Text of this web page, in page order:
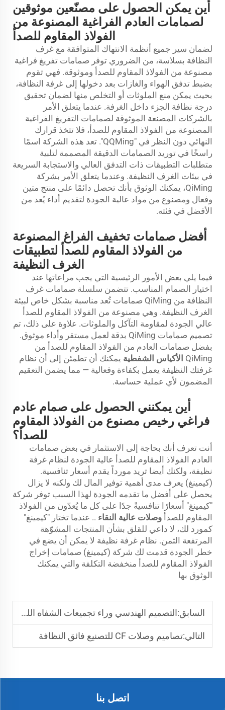
أين يمكن الحصول على مصنّعين موثوقين
لصمامات العادم الفراغية المصنوعة من
الفولاذ المقاوم للصدأ
لضمان سير جميع أنظمة الانتهاك المتوافقة مع غرف
النظافة بسلاسة، من الضروري توفر صمامات تفريغ فراغية
مصنوعة من الفولاذ المقاوم للصدأ وموثوقة. فهي تقوم
بضبط تدفق الهواء والغازات بعد دخولها إلى غرفة النظافة،
بحيث يمكن منع الملوثات أو التخلص منها لضمان تحقيق
درجة نظافة الجزء داخل الغرفة. عندما يتعلق الأمر
بالشركات المصنعة الموثوقة لصمامات التفريغ الفراغية
المصنوعة من الفولاذ المقاوم للصدأ، فلا تتخذ قرارك
النهائي دون النظر في "QQMing". تعد هذه الشركة اسمًا
راسخًا في توريد الصمامات الدقيقة المصممة لتلبية
متطلبات التطبيقات ذات التدفق العالي والاستجابة السريعة
في بيئات الغرف النظيفة. وعندما يتعلق الأمر بشركة
QiMing، يمكنك الوثوق بأنك تحصل دائمًا على منتج متين
وفعال ومصنوع من مواد عالية الجودة لتقديم أداء يُعد من
الأفضل في فئته.
أفضل صمامات تخفيف الفراغ المصنوعة
من الفولاذ المقاوم للصدأ لتطبيقات
الغرف النظيفة
فيما يلي بعض الأمور الرئيسية التي يجب مراعاتها عند
اختيار الصمام المناسب. تتضمن سلسلة صمامات غرف
النظافة من QiMing صمامات تُعد مناسبة بشكل خاص لبيئة
الغرف النظيفة. وهي مصنوعة من الفولاذ المقاوم للصدأ
عالي الجودة لمقاومة التآكل والملوثات. علاوة على ذلك، تم
تصميم صمامات QiMing بدقة لعمل مستقر وأداء موثوق.
بفضل صمامات العادم من الفولاذ المقاوم للصدأ من
QiMing الأكياس الشفطية يمكنك أن تطمئن إلى أن نظام
غرفتك النظيفة يعمل بكفاءة وفعالية — مما يضمن التعقيم
المضمون لأي عملية حساسة.
أين يمكنني الحصول على صمام عادم
فراغي رخيص مصنوع من الفولاذ المقاوم
للصدأ؟
أنت تعرف أنك بحاجة إلى الاستثمار في بعض صمامات
العادم الفولاذ المقاوم للصدأ عالية الجودة لنظام غرفة
نظيفة، ولكنك أيضا تريد مورداً يقدم أسعار تنافسية.
(كيمينغ) يعرف مدى أهمية توفير المال لك ولكنه لا يزال
يحصل على أفضل ما تقدمه الجودة لهذا السبب توفر شركة
"كيمينغ" أسعارًا تنافسيةً جدًا على كل ما يُعدّون من الفولاذ
المقاوم للصدأ وصلات عالية النقاء .. عندما تختار "كيمينغ"
كمورد لك، لا داعي للقلق بشأن المنتجات المشوّهة
المرتفعة الثمن. نظام غرفة نظيفة لا يمكن أن يضع في
خطر الجودة قدمت لك شركة (كيمينغ) صمامات إخراج
الفولاذ المقاوم للصدأ منخفضة التكلفة والتي يمكنك
الوثوق بها
السابق:التصميم الهندسي وراء تجميعات الشفاه اللحام بالمواجهة
التالي:تصاميم وصلات CF للتصنيع فائق النظافة
اتصل بنا